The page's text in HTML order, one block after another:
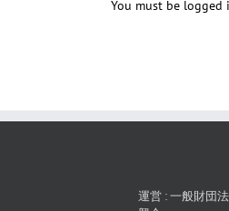
You must be logged
運営 : 一般財団